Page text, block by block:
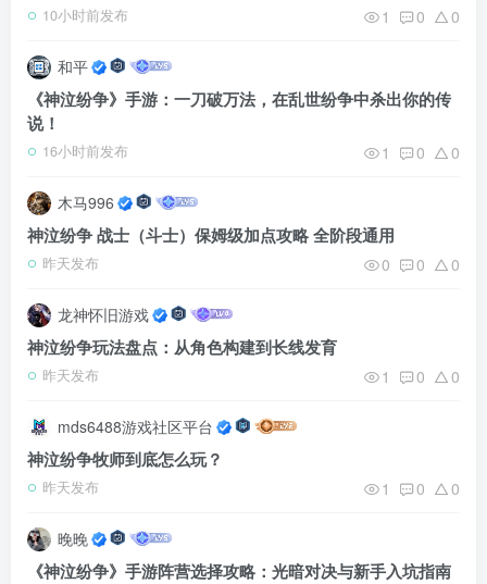
10小时前发布 1 0 0
和平
《神泣纷争》手游：一刀破万法，在乱世纷争中杀出你的传
说！
16小时前发布 1 0 0
木马996
神泣纷争 战士（斗士）保姆级加点攻略 全阶段通用
昨天发布 0 0 0
龙神怀旧游戏
神泣纷争玩法盘点：从角色构建到长线发育
昨天发布 1 0 0
mds6488游戏社区平台
神泣纷争牧师到底怎么玩？
昨天发布 1 0 0
晚晚
《神泣纷争》手游阵营选择攻略：光暗对决与新手入坑指南